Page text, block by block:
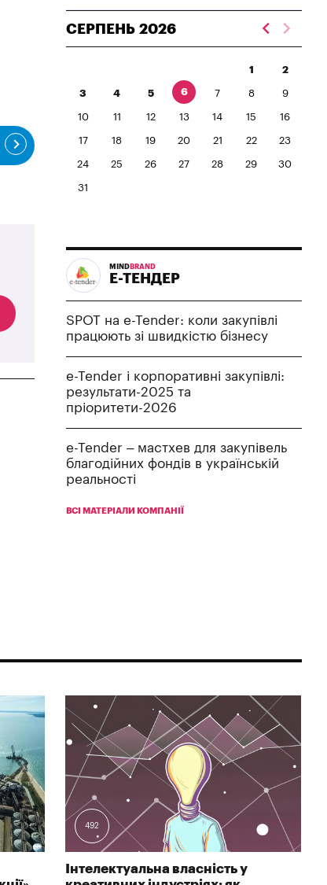
СЕРПЕНЬ 2026
1 2
3 4 5 6 7 8 9
10 11 12 13 14 15 16
17 18 19 20 21 22 23
24 25 26 27 28 29 30
31
MIND BRAND
Е-ТЕНДЕР
SPOT на e-Tender: коли закупівлі
працюють зі швидкістю бізнесу
e-Tender і корпоративні закупівлі:
результати-2025 та
пріоритети-2026
e-Tender – мастхев для закупівель
благодійних фондів в українській
реальності
ВСІ МАТЕРІАЛИ КОМПАНІЇ
492
Інтелектуальна власність у